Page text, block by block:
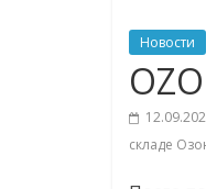
для
Commerce,
ритейле,
логистике,
Новости
складе